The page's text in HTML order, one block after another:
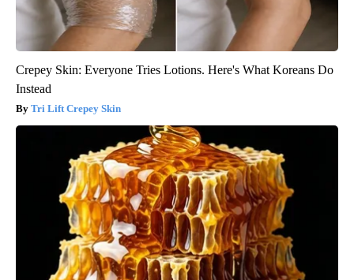
Crepey Skin: Everyone Tries Lotions. Here's What Koreans Do
Instead
Tri Lift Crepey Skin